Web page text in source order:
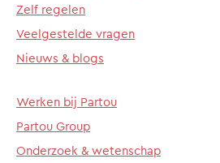
Zelf regelen
Veelgestelde vragen
Nieuws & blogs
Werken bij Partou
Partou Group
Onderzoek & wetenschap